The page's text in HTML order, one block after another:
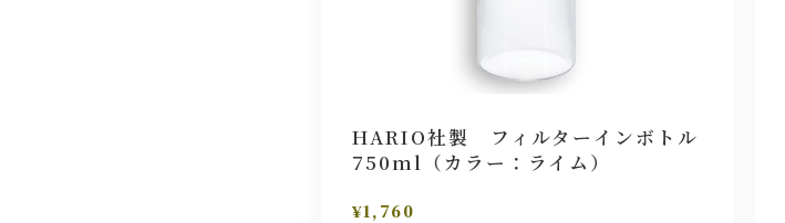
HARIO社製 フィルターインボトル
750ml（カラー：ライム）
¥1,760